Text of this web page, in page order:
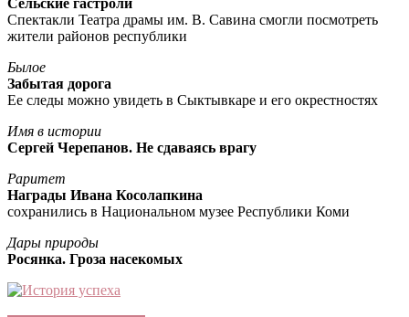
Спектакли Театра драмы им. В. Савина смогли посмотреть
жители районов республики
Былое
Забытая дорога
Ее следы можно увидеть в Сыктывкаре и его окрестностях
Имя в истории
Сергей Черепанов. Не сдаваясь врагу
Раритет
Награды Ивана Косолапкина
сохранились в Национальном музее Республики Коми
Дары природы
Росянка. Гроза насекомых